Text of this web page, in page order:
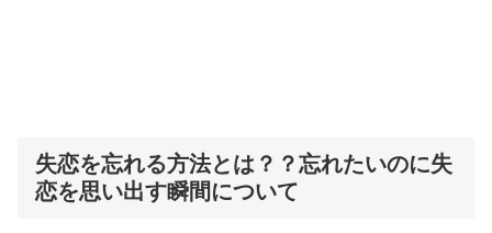
失恋を忘れる方法とは？？忘れたいのに失
恋を思い出す瞬間について